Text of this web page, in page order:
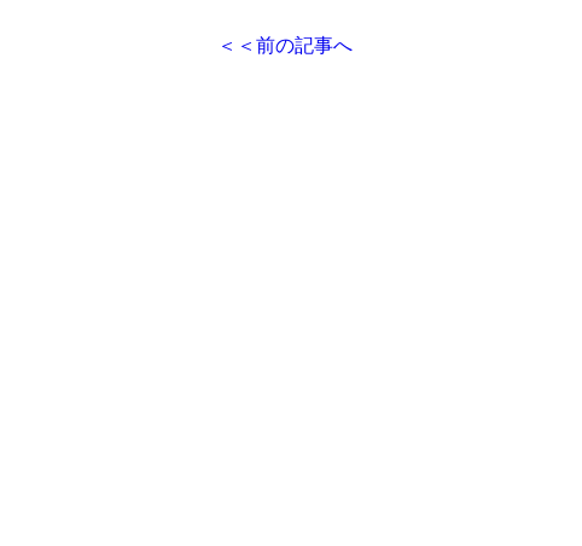
前の記事へ
＜＜